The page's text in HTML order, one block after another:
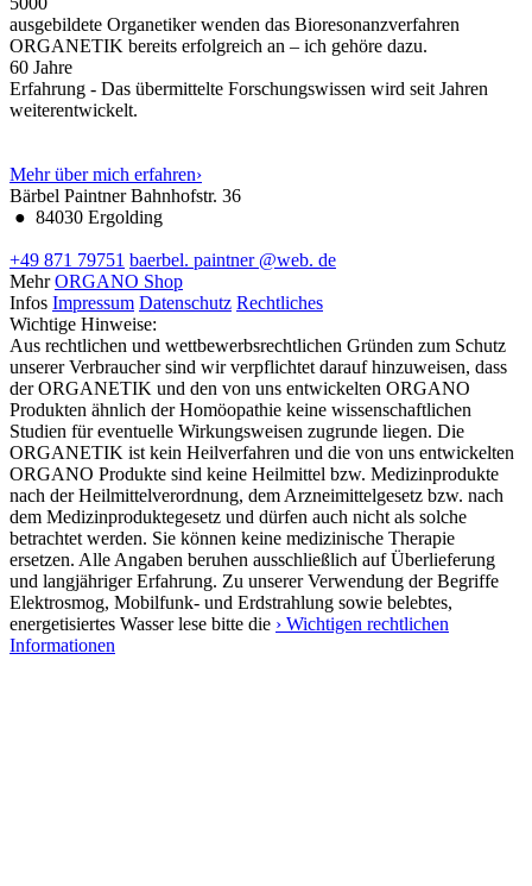
ausgebildete Organetiker wenden das Bioresonanzverfahren
ORGANETIK bereits erfolgreich an – ich gehöre dazu.
60 Jahre
Erfahrung - Das übermittelte Forschungswissen wird seit Jahren
weiterentwickelt.
Mehr über mich erfahren›
Bärbel PaintnerBahnhofstr. 36
● 84030 Ergolding
+49 871 79751 baerbel. paintner @web. de
Mehr ORGANO Shop
Infos Impressum Datenschutz Rechtliches
Wichtige Hinweise:
Aus rechtlichen und wettbewerbsrechtlichen Gründen zum Schutz
unserer Verbraucher sind wir verpflichtet darauf hinzuweisen, dass
der ORGANETIK und den von uns entwickelten ORGANO
Produkten ähnlich der Homöopathie keine wissenschaftlichen
Studien für eventuelle Wirkungsweisen zugrunde liegen. Die
ORGANETIK ist kein Heilverfahren und die von uns entwickelten
ORGANO Produkte sind keine Heilmittel bzw. Medizinprodukte
nach der Heilmittelverordnung, dem Arzneimittelgesetz bzw. nach
dem Medizinproduktegesetz und dürfen auch nicht als solche
betrachtet werden. Sie können keine medizinische Therapie
ersetzen. Alle Angaben beruhen ausschließlich auf Überlieferung
und langjähriger Erfahrung. Zu unserer Verwendung der Begriffe
Elektrosmog, Mobilfunk- und Erdstrahlung sowie belebtes,
energetisiertes Wasser lese bitte die › Wichtigen rechtlichen
Informationen